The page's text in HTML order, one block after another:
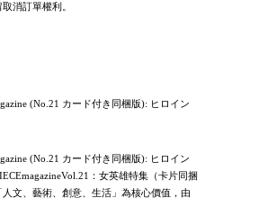
消訂單權利。
(No.21 カード付き同梱版): ヒロイン
(No.21 カード付き同梱版): ヒロイン
：女英雄特集（卡片同捆
人文、藝術、創意、生活」為核心價值，由